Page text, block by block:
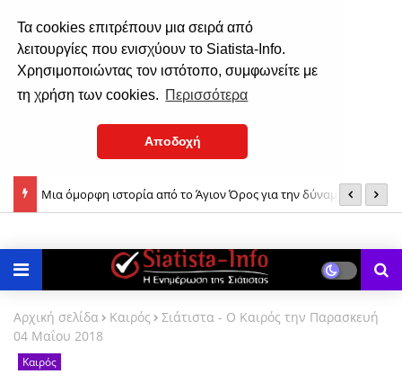
Τα cookies επιτρέπουν μια σειρά από
λειτουργίες που ενισχύουν το Siatista-Info.
Χρησιμοποιώντας τον ιστότοπο, συμφωνείτε με
τη χρήση των cookies. Περισσότερα
Αποδοχή
Μια όμορφη ιστορία από το Άγιον Όρος για την δύναμη της
Σιάτιστα: Ο εορτασμός της Παναγίας από το 1935 έως το 1937!
Αρχική σελίδα Καιρός
Σιάτιστα - Ο Καιρός την Παρασκευή
04 Μαΐου 2018
Καιρός